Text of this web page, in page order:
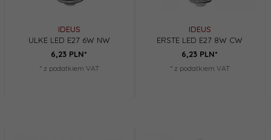
IDEUS
ULKE LED E27 6W NW
6,23 PLN*
* z podatkiem VAT
IDEUS
ERSTE LED E27 8W CW
6,23 PLN*
* z podatkiem VAT